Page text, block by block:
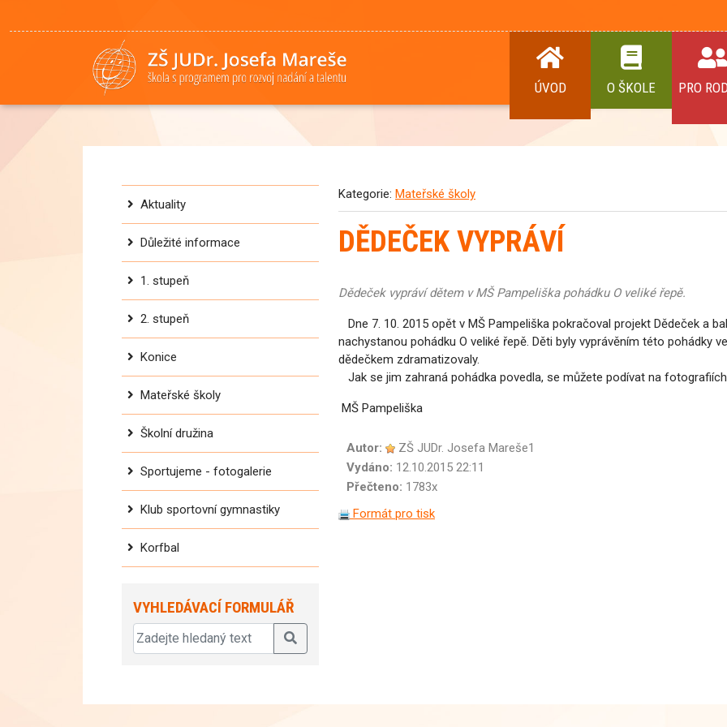
ÚVOD O ŠKOLE PRO
Aktuality
Důležité informace
1. stupeň
2. stupeň
Konice
Mateřské školy
Školní družina
Sportujeme - fotogalerie
Klub sportovní gymnastiky
Korfbal
VYHLEDÁVACÍ FORMULÁŘ
Kategorie: Mateřské školy
DĚDEČEK VYPRÁVÍ
Dědeček vypráví dětem v MŠ Pampeliška pohádku O veliké řepě.
Dne 7. 10. 2015 opět v MŠ Pampeliška pokračoval projekt Dědeček a
nachystanou pohádku O veliké řepě. Děti byly vyprávěním této pohádky
dědečkem zdramatizovaly.
Jak se jim zahraná pohádka povedla, se můžete podívat na
MŠ Pampeliška
Autor:
ZŠ JUDr. Josefa Mareše1
Vydáno: 12.10.2015 22:11
Přečteno: 1783x
Formát pro tisk